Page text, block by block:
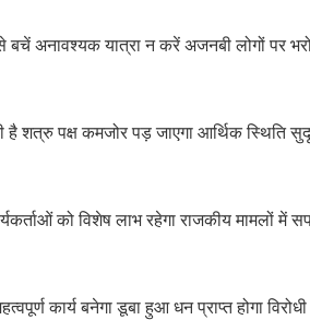
बचें अनावश्यक यात्रा न करें अजनबी लोगों पर
शत्रु पक्ष कमजोर पड़ जाएगा आर्थिक स्थिति
को विशेष लाभ रहेगा राजकीय मामलों में
कार्य बनेगा डूबा हुआ धन प्राप्त होगा